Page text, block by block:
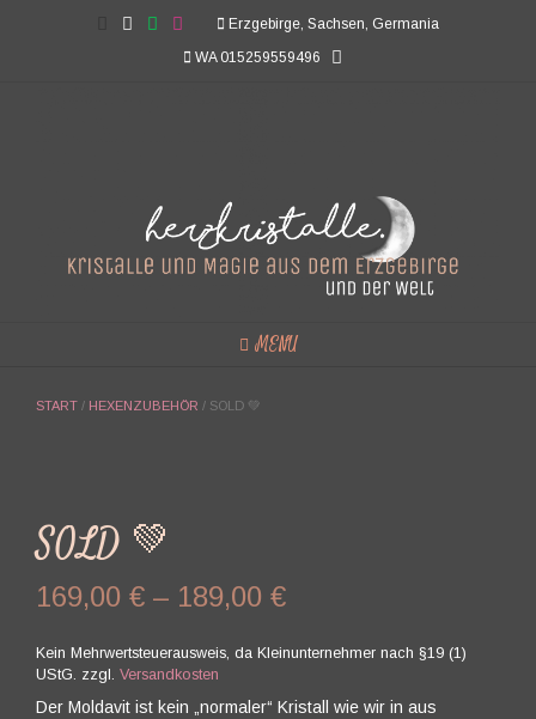
Erzgebirge, Sachsen, Germania
WA 015259559496
MENU
START / HEXENZUBEHÖR / SOLD 💚
SOLD 💚
169,00 € – 189,00 €
Kein Mehrwertsteuerausweis, da Kleinunternehmer nach §19 (1)
UStG.
zzgl. Versandkosten
Der Moldavit ist kein „normaler“ Kristall wie wir in aus